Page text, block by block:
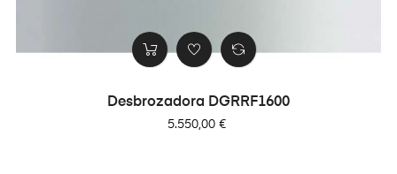
Desbrozadora DGRRF1600
Precio
5.550,00 €